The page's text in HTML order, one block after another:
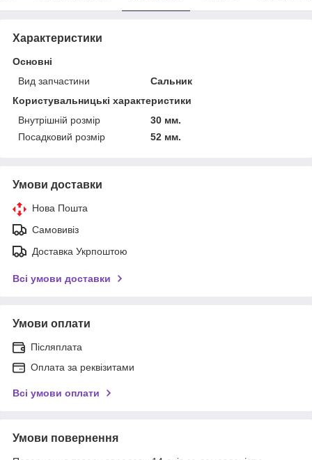
Характеристики
Основні
Вид запчастини
Сальник
Користувальницькі характеристики
Внутрішній розмір
30 мм.
Посадковий розмір
52 мм.
Умови доставки
Нова Пошта
Самовивіз
Доставка Укрпоштою
Всі умови доставки
Умови оплати
Післяплата
Оплата за реквізитами
Всі умови оплати
Умови повернення